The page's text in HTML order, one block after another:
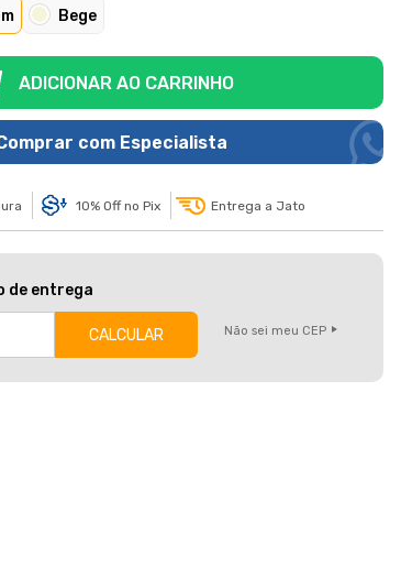
Bege
ADICIONAR AO CARRINHO
com Especialista
10% Off no Pix Entrega a Jato
de entrega
Não sei meu CEP